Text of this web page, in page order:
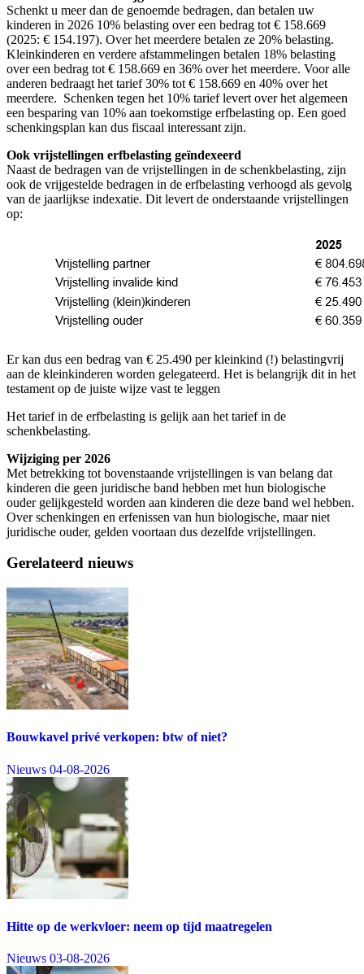
Schenkt u meer dan de genoemde bedragen, dan betalen uw
kinderen in 2026 10% belasting over een bedrag tot € 158.669
(2025: € 154.197). Over het meerdere betalen ze 20% belasting.
Kleinkinderen en verdere afstammelingen betalen 18% belasting
over een bedrag tot € 158.669 en 36% over het meerdere. Voor alle
anderen bedraagt het tarief 30% tot € 158.669 en 40% over het
meerdere. Schenken tegen het 10% tarief levert over het algemeen
een besparing van 10% aan toekomstige erfbelasting op. Een goed
schenkingsplan kan dus fiscaal interessant zijn.
Ook vrijstellingen erfbelasting geïndexeerd
Naast de bedragen van de vrijstellingen in de schenkbelasting, zijn
ook de vrijgestelde bedragen in de erfbelasting verhoogd als gevolg
van de jaarlijkse indexatie. Dit levert de onderstaande vrijstellingen
op:
Er kan dus een bedrag van € 25.490 per kleinkind (!) belastingvrij
aan de kleinkinderen worden gelegateerd. Het is belangrijk dit in het
testament op de juiste wijze vast te leggen
Het tarief in de erfbelasting is gelijk aan het tarief in de
schenkbelasting.
Wijziging per 2026
Met betrekking tot bovenstaande vrijstellingen is van belang dat
kinderen die geen juridische band hebben met hun biologische
ouder gelijkgesteld worden aan kinderen die deze band wel hebben.
Over schenkingen en erfenissen van hun biologische, maar niet
juridische ouder, gelden voortaan dus dezelfde vrijstellingen.
Gerelateerd nieuws
Bouwkavel privé verkopen: btw of niet?
Nieuws 04-08-2026
Hitte op de werkvloer: neem op tijd maatregelen
Nieuws 03-08-2026